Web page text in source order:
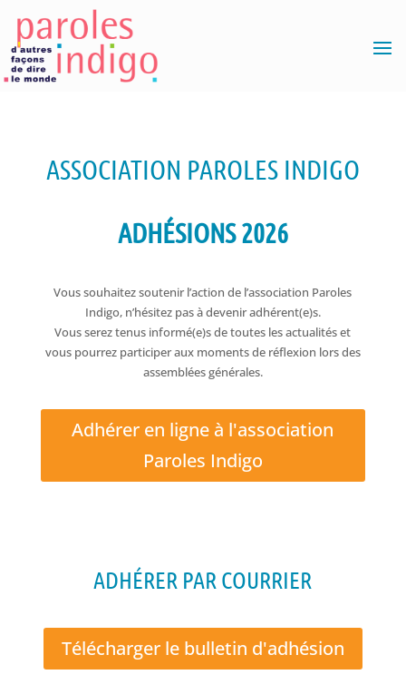
ASSOCIATION PAROLES INDIGO
ADHÉSIONS 2026
Vous souhaitez soutenir l’action de l’association Paroles
Indigo, n’hésitez pas à devenir adhérent(e)s.
Vous serez tenus informé(e)s de toutes les actualités et
vous pourrez participer aux moments de réflexion lors des
assemblées générales.
Adhérer en ligne à l'association
Paroles Indigo
ADHÉRER PAR COURRIER
Télécharger le bulletin d'adhésion